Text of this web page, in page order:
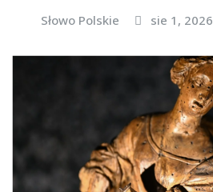
Słowo Polskie sie 1, 2026